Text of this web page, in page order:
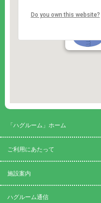
Do you own this website?
「ハグルーム」ホーム
ご利用にあたって
施設案内
ハグルーム通信